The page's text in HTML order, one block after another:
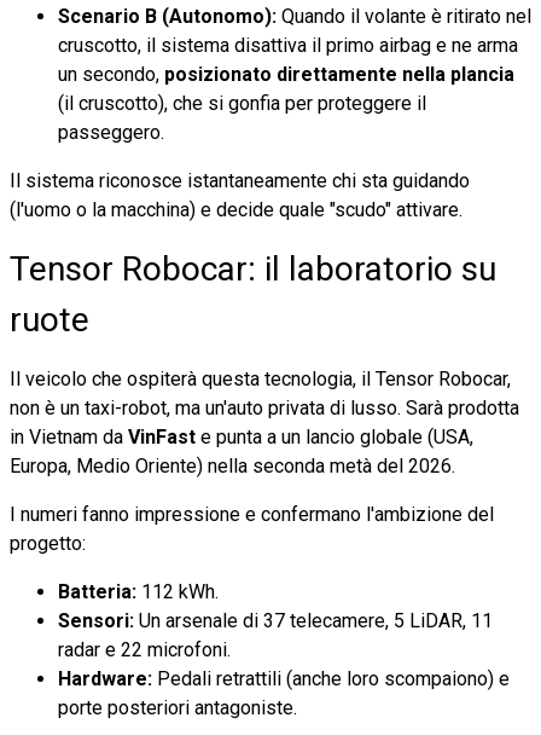
Scenario B (Autonomo): Quando il volante è ritirato nel
cruscotto, il sistema disattiva il primo airbag e ne arma
un secondo, posizionato direttamente nella plancia
(il cruscotto), che si gonfia per proteggere il
passeggero.
Il sistema riconosce istantaneamente chi sta guidando
(l'uomo o la macchina) e decide quale "scudo" attivare.
Tensor Robocar: il laboratorio su
ruote
Il veicolo che ospiterà questa tecnologia, il Tensor Robocar,
non è un taxi-robot, ma un'auto privata di lusso. Sarà prodotta
in Vietnam da VinFast e punta a un lancio globale (USA,
Europa, Medio Oriente) nella seconda metà del 2026.
I numeri fanno impressione e confermano l'ambizione del
progetto:
Batteria: 112 kWh.
Sensori: Un arsenale di 37 telecamere, 5 LiDAR, 11
radar e 22 microfoni.
Hardware: Pedali retrattili (anche loro scompaiono) e
porte posteriori antagoniste.